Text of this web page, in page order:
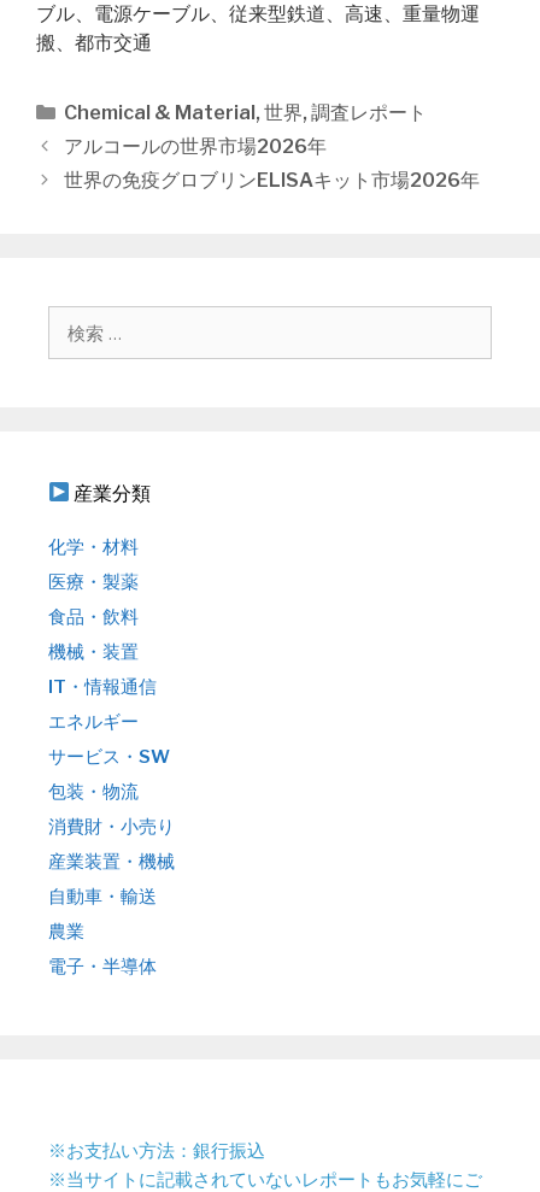
ブル、電源ケーブル、従来型鉄道、高速、重量物運
搬、都市交通
カ
テ
ゴ
Chemical & Material, 世界, 調査レポート
投
稿
アルコールの世界市場2026年
世界の免疫グロブリンELISAキット市場2026年
産業分類
化学・材料
医療・製薬
食品・飲料
機械・装置
IT・情報通信
エネルギー
サービス・SW
包装・物流
消費財・小売り
産業装置・機械
自動車・輸送
農業
電子・半導体
※お支払い方法：銀行振込
※当サイトに記載されていないレポートもお気軽にご